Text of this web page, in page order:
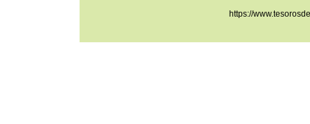
https://